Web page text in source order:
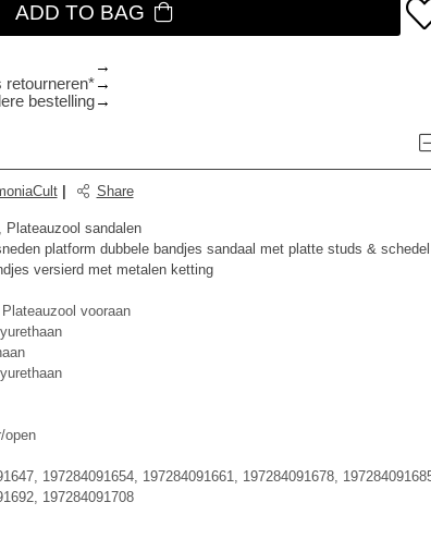
ADD TO BAG
retourneren*
bestelling
Share
sandalen
platform dubbele bandjes sandaal met platte studs &
versierd met metalen ketting
vooraan
open
197284091654, 197284091661, 197284091678,
197284091708